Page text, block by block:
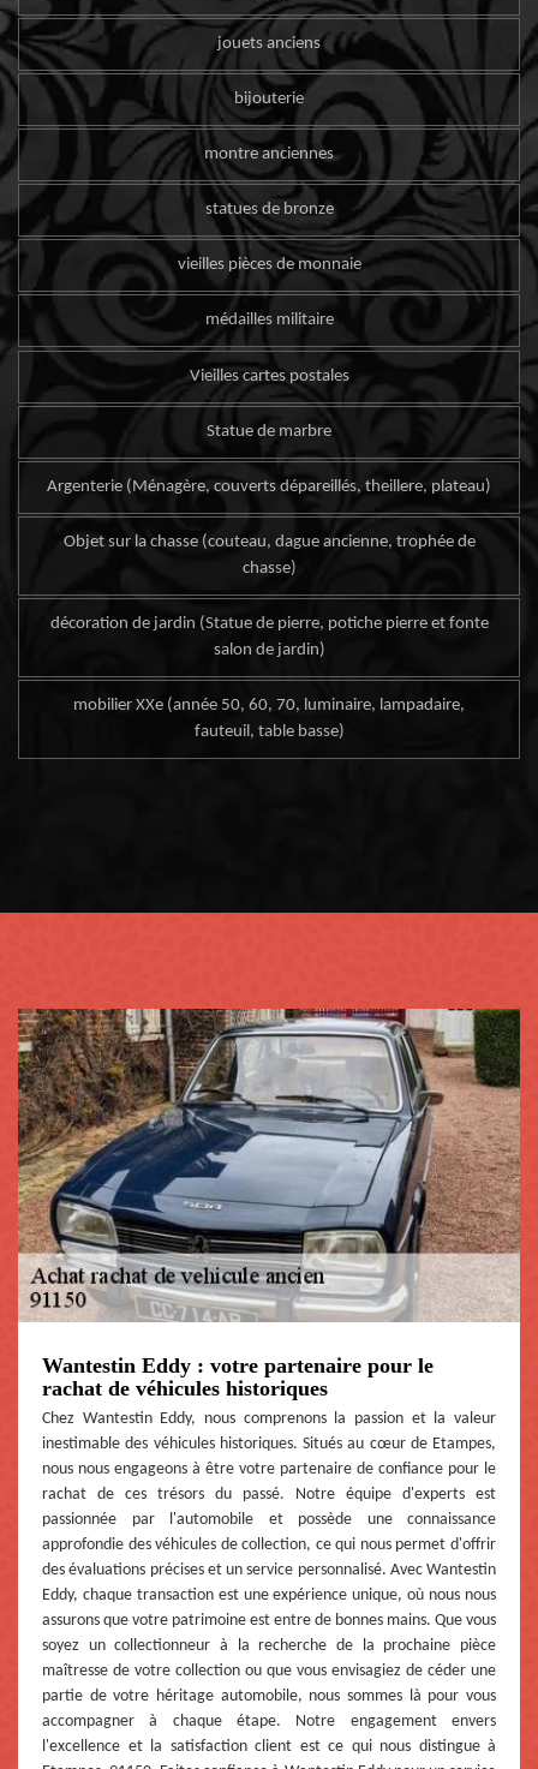
jouets anciens
bijouterie
montre anciennes
statues de bronze
vieilles pièces de monnaie
médailles militaire
Vieilles cartes postales
Statue de marbre
Argenterie (Ménagère, couverts dépareillés, theillere, plateau)
Objet sur la chasse (couteau, dague ancienne, trophée de
chasse)
décoration de jardin (Statue de pierre, potiche pierre et fonte
salon de jardin)
mobilier XXe (année 50, 60, 70, luminaire, lampadaire,
fauteuil, table basse)
Wantestin Eddy : votre partenaire pour le
rachat de véhicules historiques
Chez Wantestin Eddy, nous comprenons la passion et la valeur
inestimable des véhicules historiques. Situés au cœur de Etampes,
nous nous engageons à être votre partenaire de confiance pour le
rachat de ces trésors du passé. Notre équipe d'experts est
passionnée par l'automobile et possède une connaissance
approfondie des véhicules de collection, ce qui nous permet d'offrir
des évaluations précises et un service personnalisé. Avec Wantestin
Eddy, chaque transaction est une expérience unique, où nous nous
assurons que votre patrimoine est entre de bonnes mains. Que vous
soyez un collectionneur à la recherche de la prochaine pièce
maîtresse de votre collection ou que vous envisagiez de céder une
partie de votre héritage automobile, nous sommes là pour vous
accompagner à chaque étape. Notre engagement envers
l'excellence et la satisfaction client est ce qui nous distingue à